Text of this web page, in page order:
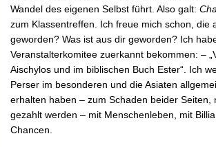
Wandel des eigenen Selbst führt. Also galt:
zum Klassentreffen. Ich freue mich schon, die
geworden? Was ist aus dir geworden? Ich
Veranstalterkomitee zuerkannt bekommen: –
Aischylos und im biblischen Buch Ester“. Ich
Perser im besonderen und die Asiaten
erhalten haben – zum Schaden beider
gezahlt werden – mit Menschenleben, mit
Chancen.